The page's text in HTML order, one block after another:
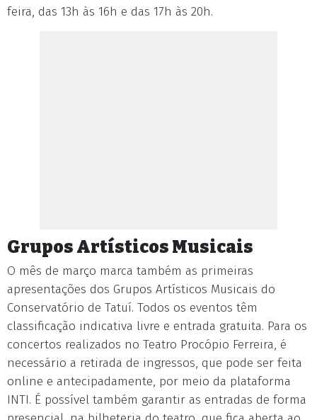
feira, das 13h às 16h e das 17h às 20h.
Grupos Artísticos Musicais
O mês de março marca também as primeiras
apresentações dos Grupos Artísticos Musicais do
Conservatório de Tatuí. Todos os eventos têm
classificação indicativa livre e entrada gratuita. Para os
concertos realizados no Teatro Procópio Ferreira, é
necessário a retirada de ingressos, que pode ser feita
online e antecipadamente, por meio da plataforma
INTI. É possível também garantir as entradas de forma